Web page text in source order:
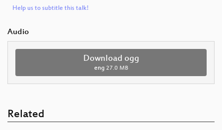
Help us to subtitle this talk!
Audio
Download ogg
eng 27.0 MB
Related